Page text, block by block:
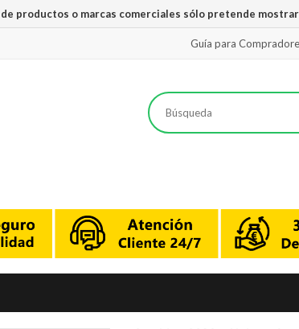
productos o marcas comerciales sólo pretende
Guía para